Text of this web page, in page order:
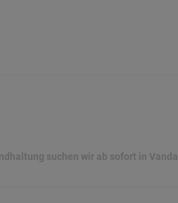
suchen wir ab sofort in